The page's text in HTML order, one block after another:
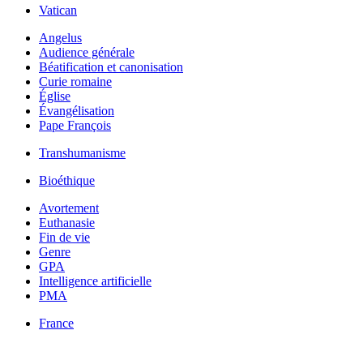
Vatican
Angelus
Audience générale
Béatification et canonisation
Curie romaine
Église
Évangélisation
Pape François
Transhumanisme
Bioéthique
Avortement
Euthanasie
Fin de vie
Genre
GPA
Intelligence artificielle
PMA
France